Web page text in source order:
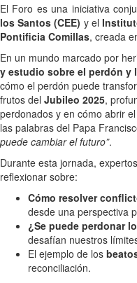
El Foro es una iniciativa
los Santos (CEE) y el
Pontificia Comillas, creada
En un mundo marcado por
y estudio sobre el perdón y
cómo el perdón puede
frutos del Jubileo 2025,
perdonados y en cómo abrir
las palabras del Papa
puede cambiar el futuro”.
Durante esta jornada,
reflexionar sobre:
Cómo resolver
desde una perspectiva
¿Se puede perdonar
desafían nuestros
El ejemplo de los
reconciliación.